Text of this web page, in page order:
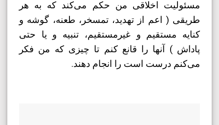
مسئولیت اخلاقی من حکم می‌کند که به هر
طریقی ( اعم از تهدید، تمسخر، طعنه، گوشه و
کنایه مستقیم و غیرمستقیم، تنبیه و یا حتی
پاداش ) آن‎ها را قانع کنم تا چیزی که من فکر
می‌کنم درست است را انجام دهند.